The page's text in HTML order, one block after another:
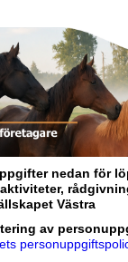
nedan för
Västra
av